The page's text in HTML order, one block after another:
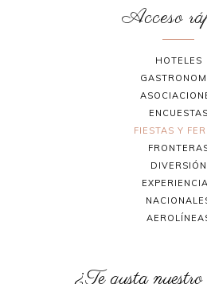
Acceso
HOTELES
ENCUESTAS
FIESTAS Y
DIVERSIÓN